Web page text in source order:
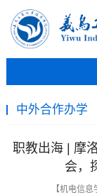
中外合作办学
职教出海 | 摩
会，
【机电信